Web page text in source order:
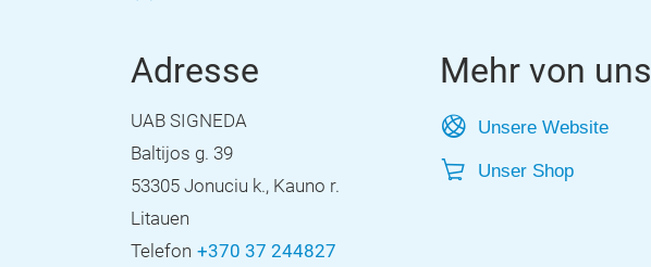
Adresse
UAB SIGNEDA
Baltijos g. 39
53305 Jonuciu k., Kauno r.
Litauen
Telefon +370 37 244827
Mehr von uns
Unsere Website
Unser Shop